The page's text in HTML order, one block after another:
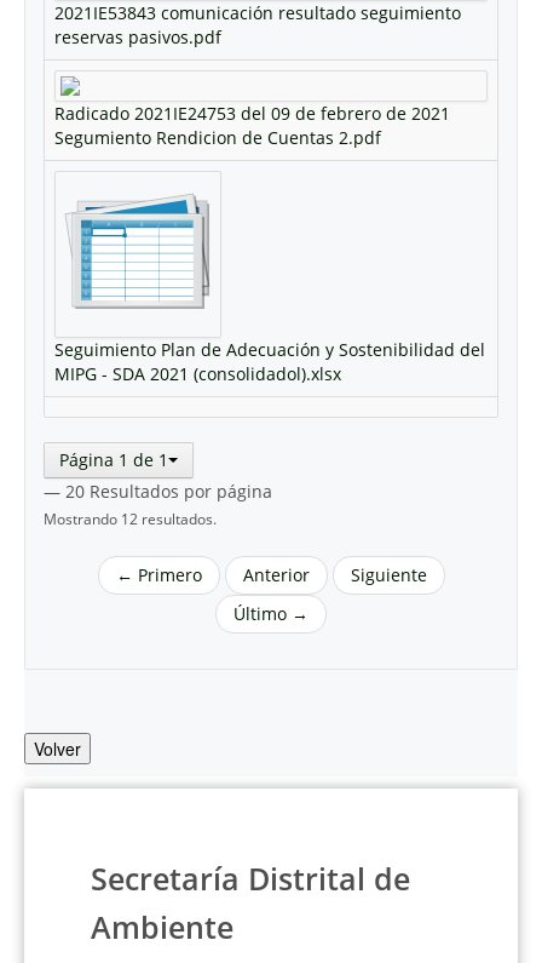
2021IE53843 comunicación resultado seguimiento
reservas pasivos.pdf
Radicado 2021IE24753 del 09 de febrero de 2021
Segumiento Rendicion de Cuentas 2.pdf
Seguimiento Plan de Adecuación y Sostenibilidad del
MIPG - SDA 2021 (consolidadol).xlsx
Página 1 de 1
— 20 Resultados por página
Mostrando 12 resultados.
← Primero Anterior
Siguiente
Último →
Volver
Secretaría Distrital de
Ambiente